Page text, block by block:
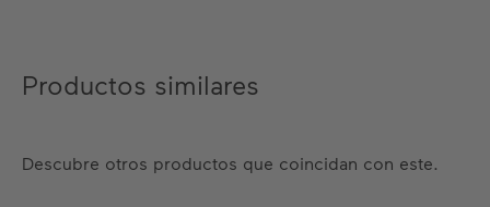
Productos similares
Descubre otros productos que coincidan con este.